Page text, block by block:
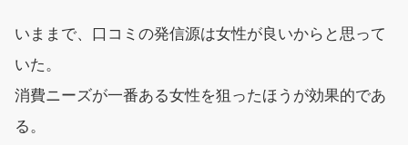
いままで、口コミの発信源は女性が良いからと思って
いた。
消費ニーズが一番ある女性を狙ったほうが効果的であ
る。